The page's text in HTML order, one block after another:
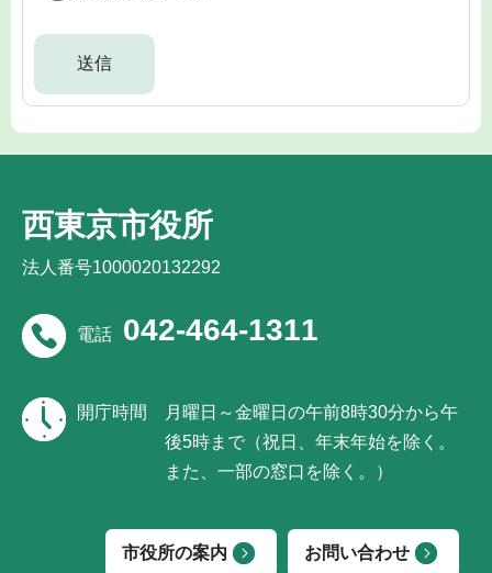
西東京市役所
法人番号1000020132292
電話 042-464-1311
開庁時間
月曜日～金曜日の午前8時30分から午
後5時まで（祝日、年末年始を除く。
また、一部の窓口を除く。）
市役所の案内 お問い合わせ